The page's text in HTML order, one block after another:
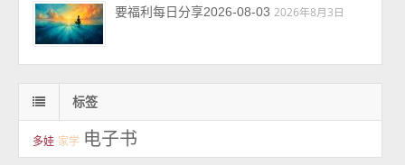
要福利每日分享2026-08-03 2026年8月3日
标签
多娃 家学 电子书